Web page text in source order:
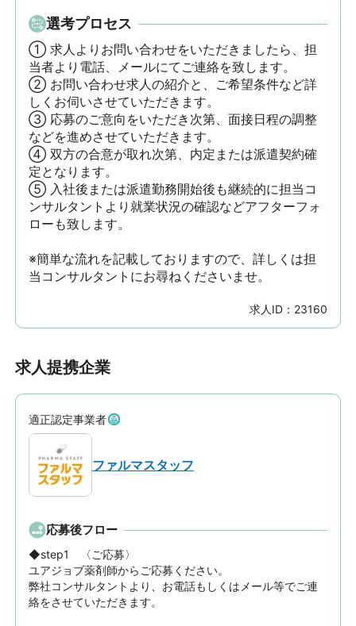
選考プロセス
① 求人よりお問い合わせをいただきましたら、担
当者より電話、メールにてご連絡を致します。
② お問い合わせ求人の紹介と、ご希望条件など詳
しくお伺いさせていただきます。
③ 応募のご意向をいただき次第、面接日程の調整
などを進めさせていただきます。
④ 双方の合意が取れ次第、内定または派遣契約確
定となります。
⑤ 入社後または派遣勤務開始後も継続的に担当コ
ンサルタントより就業状況の確認などアフターフォ
ローも致します。
※簡単な流れを記載しておりますので、詳しくは担
当コンサルタントにお尋ねくださいませ。
求人ID： 23160
求人提携企業
適正認定事業者
ファルマスタッフ
応募後フロー
◆step1　〈ご応募〉
ユアジョブ薬剤師からご応募ください。
弊社コンサルタントより、お電話もしくはメール等でご連
絡をさせていただきます。